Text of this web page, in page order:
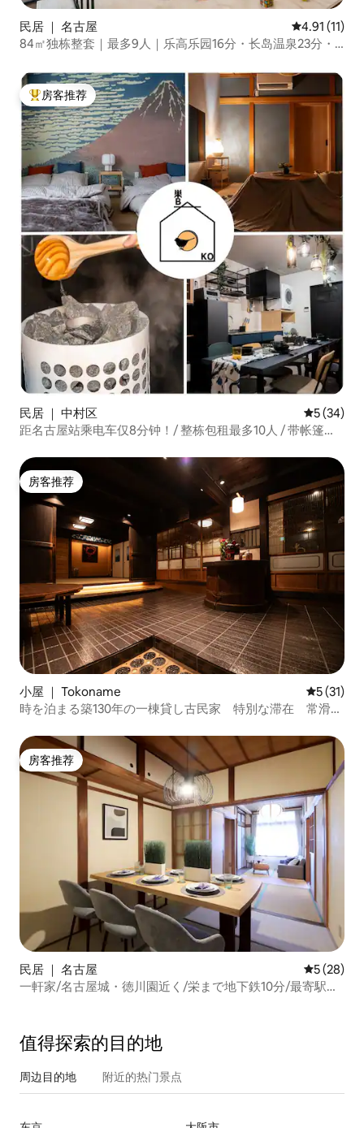
民居 ｜ 名古屋 平均评分
4.91 (11)
84㎡独栋整套｜最多9人｜乐高乐园16分・长岛温泉23分・
热门「房客推荐」
房客推荐
民居 ｜ 中村区 平均评分
5 (34)
距名古屋站乘电车仅8分钟！/ 整栋包租最多10人 / 带帐篷桑
房客推荐
房客推荐
小屋 ｜ Tokoname 平均评分
5 (31)
時を泊まる築130年の一棟貸し古民家 特別な滞在 常滑駅
房客推荐
房客推荐
民居 ｜ 名古屋 平均评分
5 (28)
一軒家/名古屋城・徳川園近く/栄まで地下鉄10分/最寄駅徒
值得探索的目的地
周边目的地 附近的热门景点